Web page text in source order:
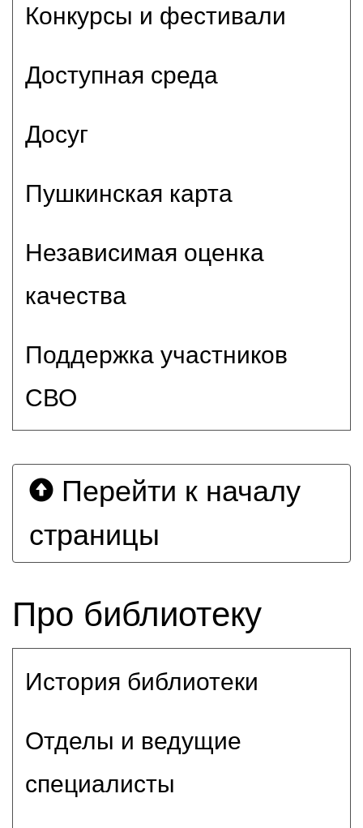
Конкурсы и фестивали
Доступная среда
Досуг
Пушкинская карта
Независимая оценка
качества
Поддержка участников
СВО
Перейти к началу
страницы
Про библиотеку
История библиотеки
Отделы и ведущие
специалисты